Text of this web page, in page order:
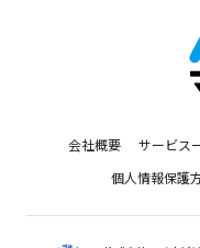
会社概要 サービス
個人情報保護